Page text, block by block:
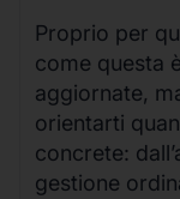
Proprio per
come questa
aggiornate,
orientarti
concrete:
gestione